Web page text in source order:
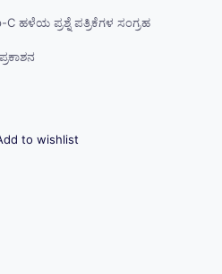
C ಹಳೆಯ ಪ್ರಶ್ನೆ ಪತ್ರಿಕೆಗಳ ಸಂಗ್ರಹ
to wishlist